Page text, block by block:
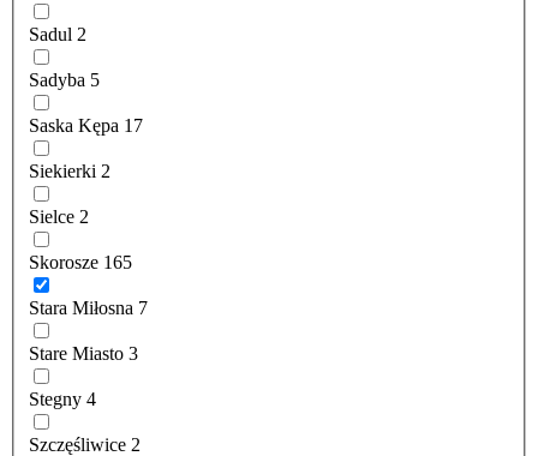
Sadul 2
Sadyba 5
Saska Kępa 17
Siekierki 2
Sielce 2
Skorosze 165
Stara Miłosna 7
Stare Miasto 3
Stegny 4
Szczęśliwice 2